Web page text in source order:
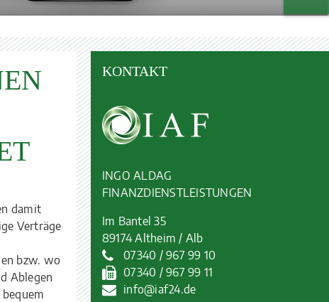
damit
Verträge
bzw. wo
Ablegen
KONTAKT
INGO ALDAG
FINANZ­DIENST­LEISTUNGEN
Im Bantel 35
89174 Altheim / Alb
07340 / 967 99 10
07340 / 967 99 11
info@iaf24.de